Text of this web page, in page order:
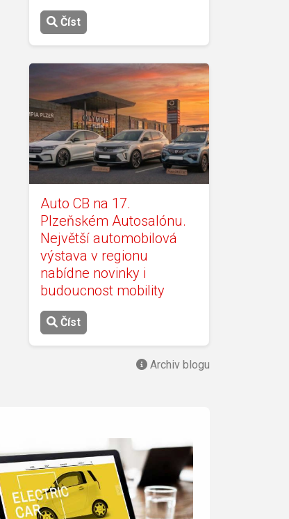
Číst
Auto CB na 17.
Plzeňském Autosalónu.
Největší automobilová
výstava v regionu
nabídne novinky i
budoucnost mobility
Číst
Archiv blogu